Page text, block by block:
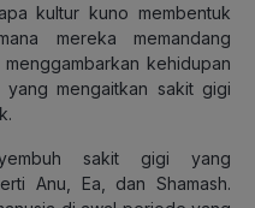
kultur kuno membentuk
mereka memandang
kehidupan
mengaitkan sakit gigi
sakit gigi yang
Anu, Ea, dan Shamash.